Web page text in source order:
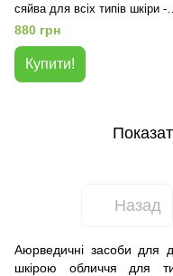
сяйва для всіх типів шкіри -
БІЛИЙ ЖАСМИН
880 грн
Купити!
Назад
Аюрведичні засоби для
шкірою обличчя для